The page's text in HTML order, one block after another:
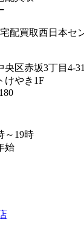
区赤坂3丁目4-31
けやき1F
～19時
始